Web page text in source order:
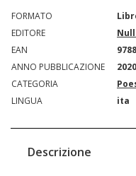
FORMATO
EDITORE
EAN
ANNO PUBBLICAZIONE
2020
CATEGORIA
LINGUA
ita
Descrizione